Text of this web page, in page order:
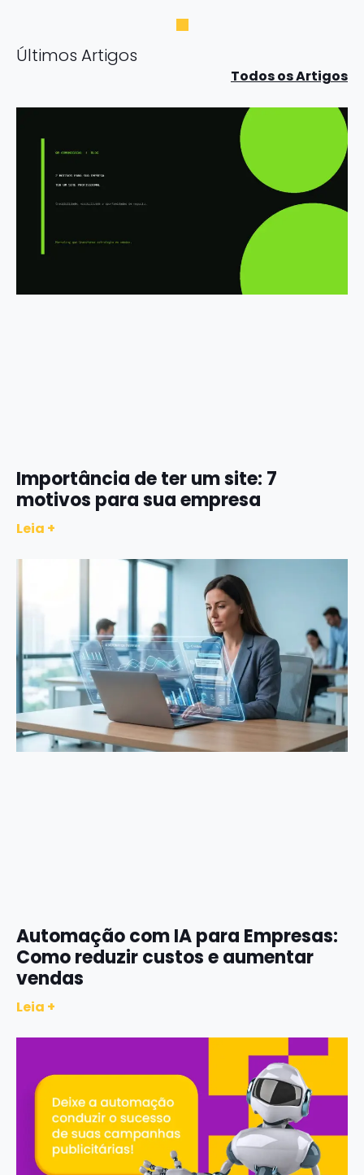
Últimos Artigos
Todos os Artigos
Importância de ter um site: 7
motivos para sua empresa
Leia +
Automação com IA para Empresas:
Como reduzir custos e aumentar
vendas
Leia +